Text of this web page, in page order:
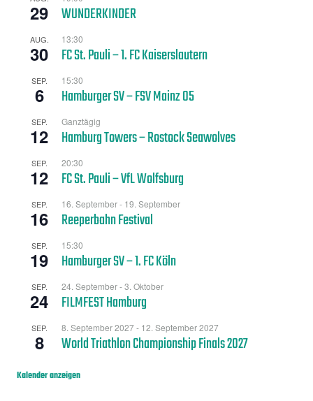
29 WUNDERKINDER
AUG.
30
13:30
FC St. Pauli – 1. FC Kaiserslautern
SEP.
6
15:30
Hamburger SV – FSV Mainz 05
SEP.
12
Ganztägig
Hamburg Towers – Rostock Seawolves
SEP.
12
20:30
FC St. Pauli – VfL Wolfsburg
SEP.
16
16. September- 19. September
Reeperbahn Festival
SEP.
19
15:30
Hamburger SV – 1. FC Köln
SEP.
24
24. September-3. Oktober
FILMFEST Hamburg
SEP.
8
8. September 2027- 12. September 2027
World Triathlon Championship Finals 2027
Kalender anzeigen